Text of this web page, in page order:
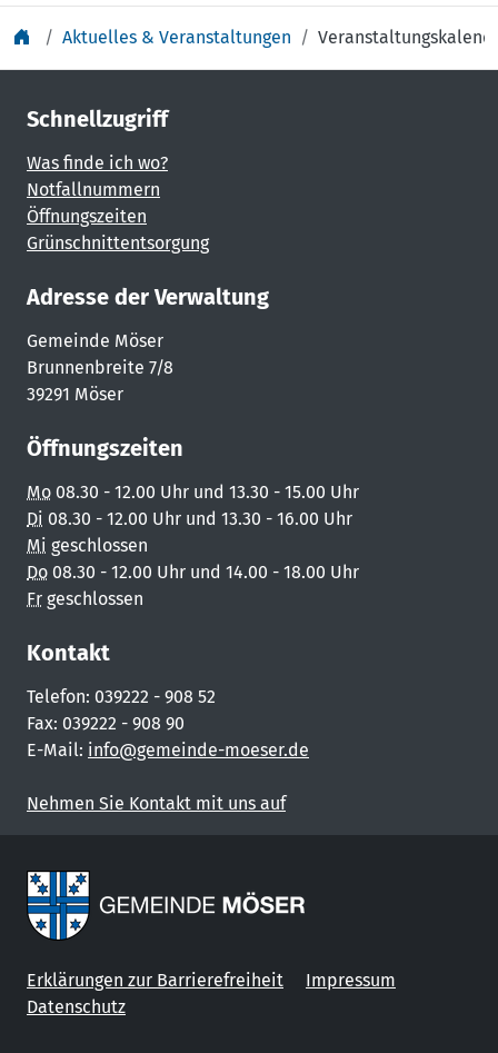
Aktuelles & Veranstaltungen
Schnellzugriff
Was finde ich wo?
Notfallnummern
Öffnungszeiten
Grünschnittentsorgung
Adresse der Verwaltung
Gemeinde Möser
Brunnenbreite 7/8
39291 Möser
Öffnungszeiten
Mo 08.30 - 12.00 Uhr und 13.30 - 15.00 Uhr
Di 08.30 - 12.00 Uhr und 13.30 - 16.00 Uhr
Mi geschlossen
Do 08.30 - 12.00 Uhr und 14.00 - 18.00 Uhr
Fr geschlossen
Kontakt
Telefon: 039222 - 908 52
Fax: 039222 - 908 90
E-Mail: info@gemeinde-moeser.de
Nehmen Sie Kontakt mit uns auf
Erklärungen zur Barrierefreiheit
Impressum
Datenschutz